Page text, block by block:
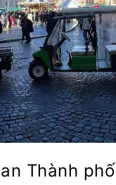
Thành